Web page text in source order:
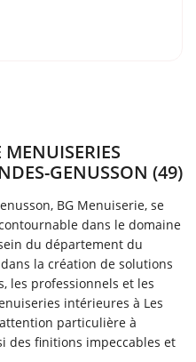
MENUISERIES
GENUSSON (49)
BG Menuiserie, se
dans le domaine
du département du
la création de solutions
les professionnels et les
intérieures à Les
particulière à
des finitions impeccables et